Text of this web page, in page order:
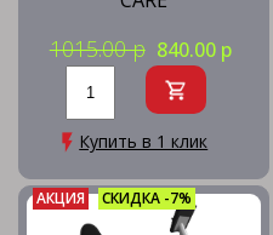
1015.00 р 840.00 р
Купить в 1 клик
АКЦИЯ СКИДКА -7%